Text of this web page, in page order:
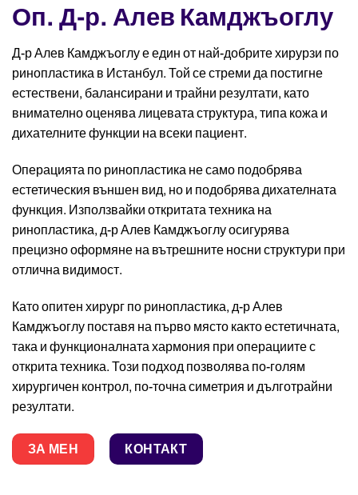
Оп. Д-р. Алев Камджъоглу
Д-р Алев Камджъоглу е един от най-добрите хирурзи по
ринопластика в Истанбул. Той се стреми да постигне
естествени, балансирани и трайни резултати, като
внимателно оценява лицевата структура, типа кожа и
дихателните функции на всеки пациент.
Операцията по ринопластика не само подобрява
естетическия външен вид, но и подобрява дихателната
функция. Използвайки откритата техника на
ринопластика, д-р Алев Камджъоглу осигурява
прецизно оформяне на вътрешните носни структури при
отлична видимост.
Като опитен хирург по ринопластика, д-р Алев
Камджъоглу поставя на първо място както естетичната,
така и функционалната хармония при операциите с
открита техника. Този подход позволява по-голям
хирургичен контрол, по-точна симетрия и дълготрайни
резултати.
ЗА МЕН КОНТАКТ